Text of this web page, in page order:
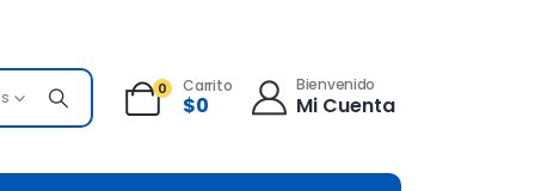
0 Carrito
$0
Bienvenido
Mi Cuenta